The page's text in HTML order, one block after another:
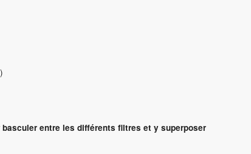
basculer entre les différents filtres et y superposer